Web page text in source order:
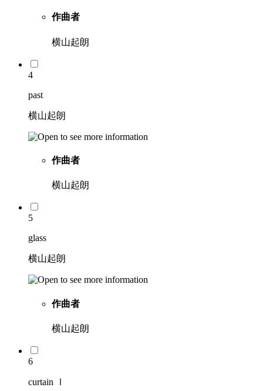
作曲者
横山起朗
4
past
横山起朗
作曲者
横山起朗
5
glass
横山起朗
作曲者
横山起朗
6
curtain Ⅰ